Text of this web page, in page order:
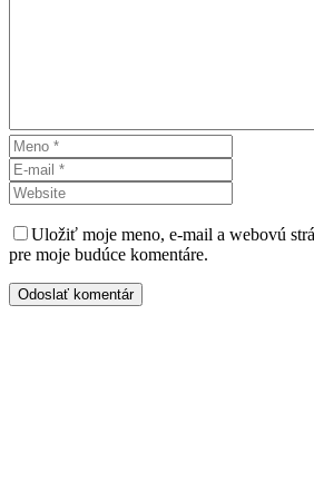
Uložiť moje meno, e-mail a webovú
pre moje budúce komentáre.
Odoslať komentár